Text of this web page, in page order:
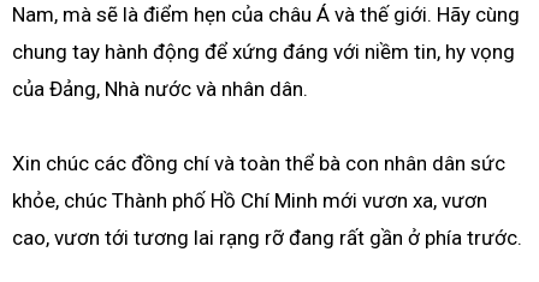
Nam, mà sẽ là điểm hẹn của châu Á và thế giới. Hãy cùng
chung tay hành động để xứng đáng với niềm tin, hy vọng
của Đảng, Nhà nước và nhân dân.
Xin chúc các đồng chí và toàn thể bà con nhân dân sức
khỏe, chúc Thành phố Hồ Chí Minh mới vươn xa, vươn
cao, vươn tới tương lai rạng rỡ đang rất gần ở phía trước.